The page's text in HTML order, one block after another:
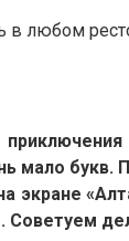
любом
мало букв.
экране
Советуем